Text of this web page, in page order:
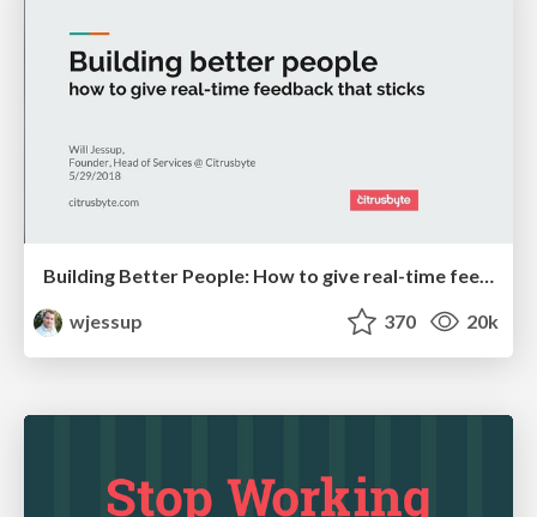
Building Better People: How to give real-time feedback that sticks.
wjessup
370 20k